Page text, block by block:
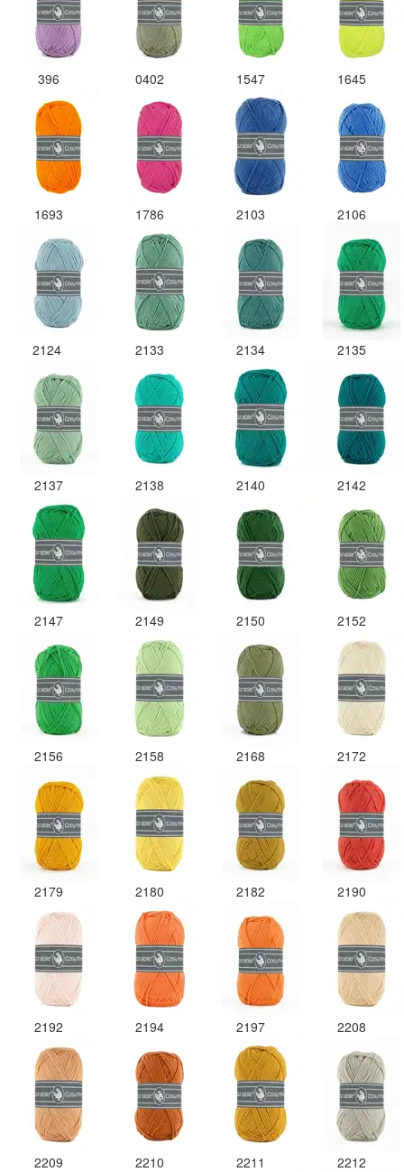
396 0402 1547 1645
1693 1786 2103 2106
2124 2133 2134 2135
2137 2138 2140 2142
2147 2149 2150 2152
2156 2158 2168 2172
2179 2180 2182 2190
2192 2194 2197 2208
2209 2210 2211 2212